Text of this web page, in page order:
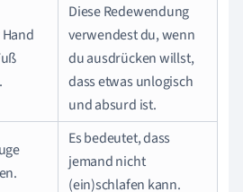
Diese Redewendung
verwendest du, wenn
du ausdrücken willst,
dass etwas unlogisch
und absurd ist.
Es bedeutet, dass
jemand nicht
(ein)schlafen kann.